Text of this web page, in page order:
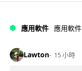
應用軟件 應用軟件
Lawton 15 小時